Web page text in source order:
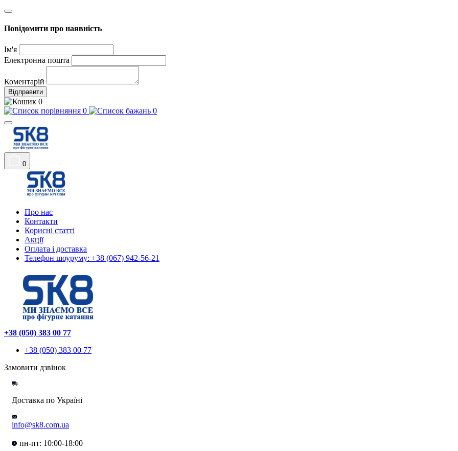
Повідомити про наявність
Ім'я
Електронна пошта
Коментарій
Відправити
0
0
0
0
Про нас
Контакти
Корисні статті
Акції
Оплата і доставка
Телефон шоуруму: +38 (067) 942-56-21
+38 (050) 383 00 77
+38 (050) 383 00 77
Замовити дзвінок
Доставка по Україні
info@sk8.com.ua
пн-пт: 10:00-18:00